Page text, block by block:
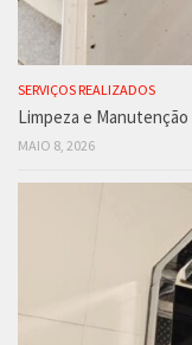
SERVIÇOS REALIZADOS
Limpeza e
MAIO 8, 2026